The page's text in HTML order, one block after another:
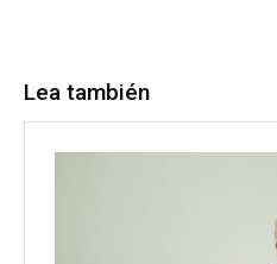
Lea también